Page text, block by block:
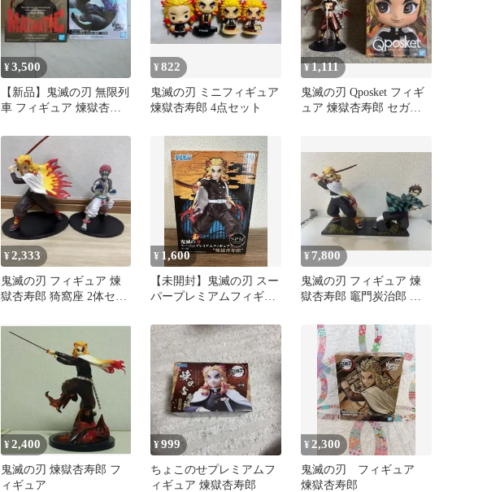
¥3,500
【新品】鬼滅の刃 無限列
車 フィギュア 煉獄杏寿
¥822
鬼滅の刃 ミニフィギュア
煉獄杏寿郎 4点セット
¥1,111
鬼滅の刃 Qposket フィギ
ュア 煉獄杏寿郎 セガ限
¥2,333
鬼滅の刃 フィギュア 煉
獄杏寿郎 猗窩座 2体セッ
¥ 1,600
【未開封】鬼滅の刃 スー
パープレミアムフィギュ
¥ 7,800
鬼滅の刃 フィギュア 煉
獄杏寿郎 竈門炭治郎 セ
¥2,400
鬼滅の刃 煉獄杏寿郎 フ
ィギュア
¥999
ちょこのせプレミアムフ
ィギュア 煉獄杏寿郎
¥ 2,300
鬼滅の刃 フィギュア
煉獄杏寿郎